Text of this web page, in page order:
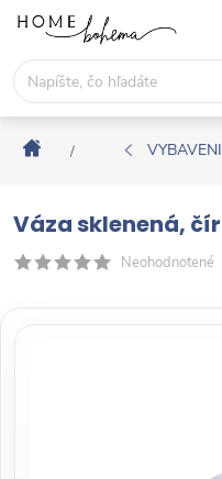
s
Domov
/
Váza sklenená,
Neohodnotené